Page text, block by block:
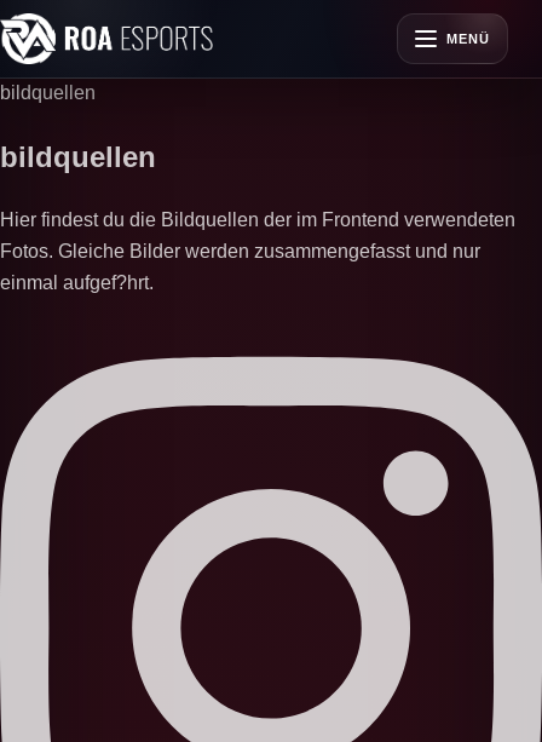
MENÜ
bildquellen
bildquellen
Hier findest du die Bildquellen der im Frontend verwendeten
Fotos. Gleiche Bilder werden zusammengefasst und nur
einmal aufgef?hrt.